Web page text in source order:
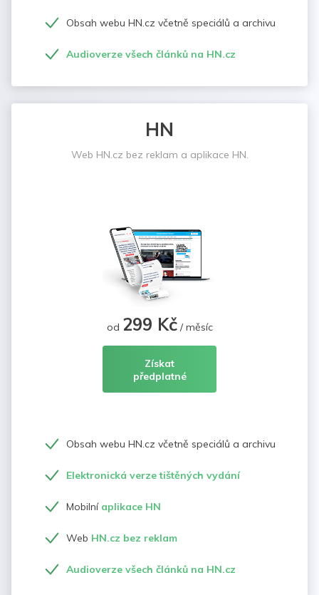
Obsah webu HN.cz včetně speciálů a archivu
Audioverze všech článků na HN.cz
HN
Web HN.cz bez reklam a aplikace HN.
od 299 Kč/ měsíc
Získat
předplatné
Obsah webu HN.cz včetně speciálů a archivu
Elektronická verze tištěných vydání
Mobilní aplikace HN
Web HN.cz bez reklam
Audioverze všech článků na HN.cz